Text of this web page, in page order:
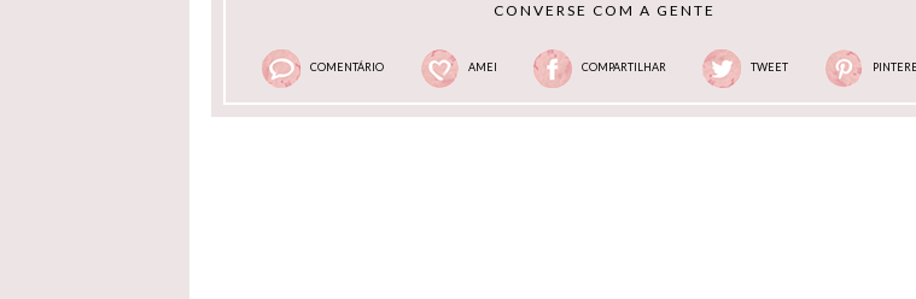
CONVERSE COM A GENTE
COMENTÁRIO AMEI COMPARTILHAR TWEET